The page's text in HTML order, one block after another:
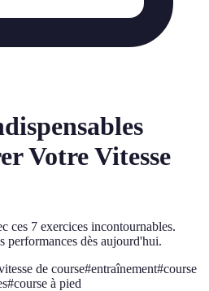
Votre Vitesse
ces 7 exercices incontournables.
performances dès aujourd'hui.
de course#entraînement#course
#course à pied